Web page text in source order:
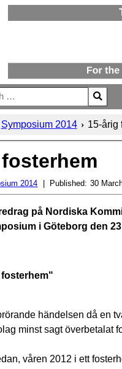
or more characters for
Symposium 2014 15-årig
2014 Published: 30
på Nordiska
i Göteborg den
händelsen då en
minst sagt överbetalat
våren 2012 i ett